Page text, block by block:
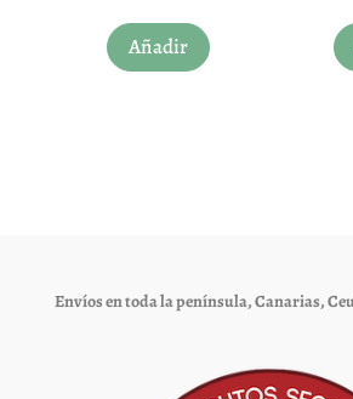
Añadir
producto
elegir
Envíos en toda la península, Canarias,